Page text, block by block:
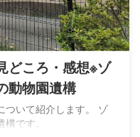
どころ・感想※ゾ
動物園遺構
ついて紹介します。 ゾ
です。